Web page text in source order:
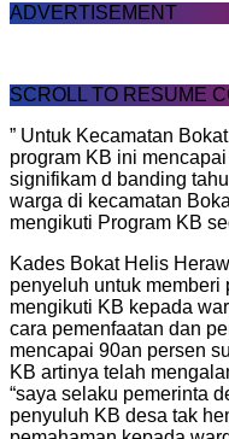
ADVERTISEMENT
SCROLL TO RESUME
” Untuk Kecamatan
program KB ini
signifikam d banding
warga di kecamatan
mengikuti Program KB
Kades Bokat Helis
penyeluh untuk
mengikuti KB kepada
cara pemenfaatan dan
mencapai 90an persen
KB artinya telah
“saya selaku pemerinta
penyuluh KB desa tak